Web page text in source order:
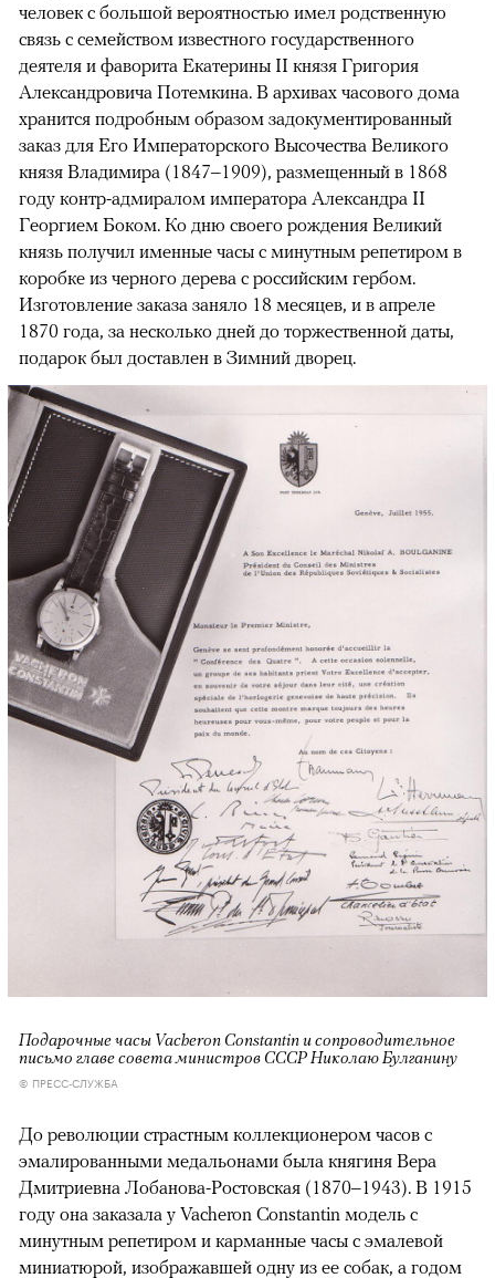
человек с большой вероятностью имел родственную
связь с семейством известного государственного
деятеля и фаворита Екатерины II князя Григория
Александровича Потемкина. В архивах часового дома
хранится подробным образом задокументированный
заказ для Его Императорского Высочества Великого
князя Владимира (1847–1909), размещенный в 1868
году контр-адмиралом императора Александра II
Георгием Боком. Ко дню своего рождения Великий
князь получил именные часы с минутным репетиром в
коробке из черного дерева с российским гербом.
Изготовление заказа заняло 18 месяцев, и в апреле
1870 года, за несколько дней до торжественной даты,
подарок был доставлен в Зимний дворец.
Подарочные часы Vacheron Constantin и сопроводительное
письмо главе совета министров СССР Николаю Булганину
© ПРЕСС-СЛУЖБА
До революции страстным коллекционером часов с
эмалированными медальонами была княгиня Вера
Дмитриевна Лобанова-Ростовская (1870–1943). В 1915
году она заказала у Vacheron Constantin модель с
минутным репетиром и карманные часы с эмалевой
миниатюрой, изображавшей одну из ее собак, а годом